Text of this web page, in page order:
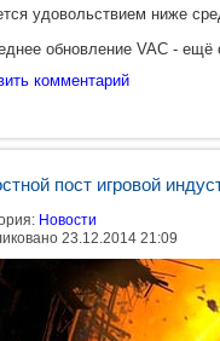
удовольствием ниже
обновление VAC -
комментарий
пост игровой
Новости
23.12.2014 21:09